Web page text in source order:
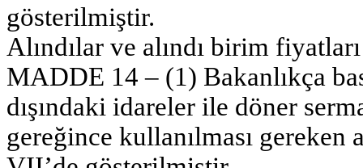
gösterilmiştir.
Alındılar ve alındı birim fiyatları
MADDE 14 – (1) Bakanlıkça
dışındaki idareler ile döner
gereğince kullanılması gereken